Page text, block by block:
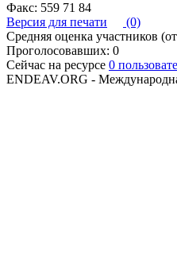
Факс: 559 71 84
Версия для печати
(0)
Средняя оценка участников
Проголосовавших: 0
Сейчас на ресурсе 0
ENDEAV.ORG -